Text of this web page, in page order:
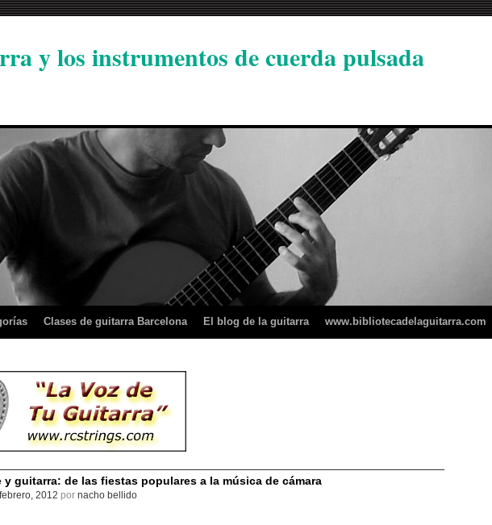
y los instrumentos de cuerda pulsada
Clases de guitarra Barcelona El blog de la guitarra www.bibliotecadelaguitarra.com
y guitarra: de las fiestas populares a la música de cámara
2012 por nacho bellido